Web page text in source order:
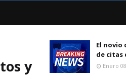
y
El novio
de citas
Enero